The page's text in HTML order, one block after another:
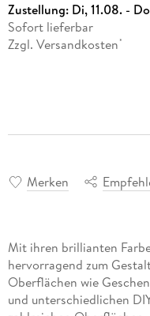
Zustellung: Di, 11.08. -
Sofort lieferbar
Zzgl. Versandkosten *
Merken
Mit ihren brillianten
hervorragend zum
Oberflächen wie
und unterschiedlichen